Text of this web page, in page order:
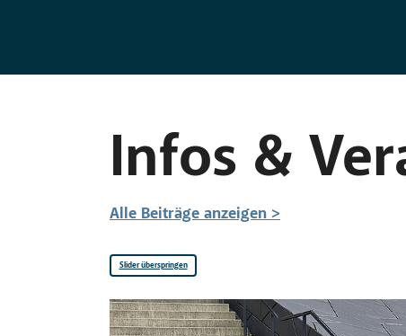
Infos &
Alle Beiträge anzeigen >
Slider überspringen